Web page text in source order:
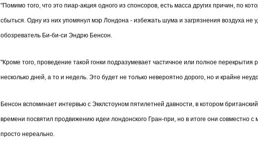
"Помимо того, что это пиар-акция одного из спонсоров, есть масса других причин, по
сбыться. Одну из них упомянул мэр Лондона - избежать шума и загрязнения воздуха не
обозреватель Би-би-си Эндрю Бенсон.
"Кроме того, проведение такой гонки подразумевает частичное или полное
несколько дней, а то и недель. Это будет не только невероятно дорого, но и крайне
Бенсон вспоминает интервью с Экклстоуном пятилетней давности, в котором
времени посвятил продвижению идеи лондонского Гран-при, но в итоге они совместно с
просто нереально.